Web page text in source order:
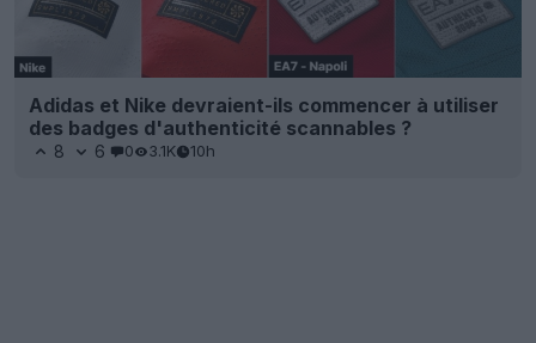
Adidas et Nike devraient-ils commencer à utiliser
des badges d'authenticité scannables ?
8 6 0 3.1K 10h